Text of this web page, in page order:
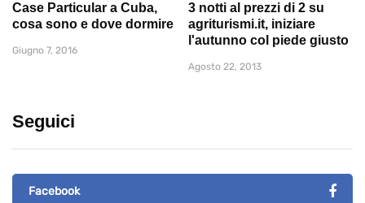
Case Particular a Cuba,
cosa sono e dove dormire
Giugno 7, 2016
3 notti al prezzi di 2 su
agriturismi.it, iniziare
l'autunno col piede giusto
Agosto 22, 2013
Seguici
Facebook